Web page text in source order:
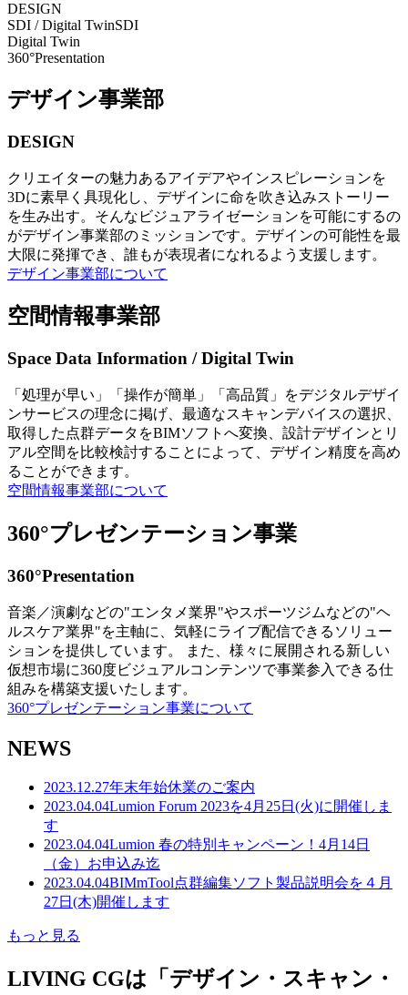
DESIGN
SDI / Digital TwinSDI
Digital Twin
360°Presentation
デザイン事業部
DESIGN
クリエイターの魅力あるアイデアやインスピレーションを
3Dに素早く具現化し、デザインに命を吹き込みストーリー
を生み出す。そんなビジュアライゼーションを可能にするの
がデザイン事業部のミッションです。デザインの可能性を最
大限に発揮でき、誰もが表現者になれるよう支援します。
デザイン事業部について
空間情報事業部
Space Data Information / Digital Twin
「処理が早い」「操作が簡単」「高品質」をデジタルデザイ
ンサービスの理念に掲げ、最適なスキャンデバイスの選択、
取得した点群データをBIMソフトへ変換、設計デザインとリ
アル空間を比較検討することによって、デザイン精度を高め
ることができます。
空間情報事業部について
360°プレゼンテーション事業
360°Presentation
音楽／演劇などの"エンタメ業界"やスポーツジムなどの"ヘ
ルスケア業界"を主軸に、気軽にライブ配信できるソリュー
ションを提供しています。 また、様々に展開される新しい
仮想市場に360度ビジュアルコンテンツで事業参入できる仕
組みを構築支援いたします。
360°プレゼンテーション事業について
NEWS
2023.12.27年末年始休業のご案内
2023.04.04Lumion Forum 2023を4月25日(火)に開催しま
す
2023.04.04Lumion 春の特別キャンペーン！4月14日
（金）お申込み迄
2023.04.04BIMmTool点群編集ソフト製品説明会を４月
27日(木)開催します
もっと見る
LIVING CGは「デザイン・スキャン・